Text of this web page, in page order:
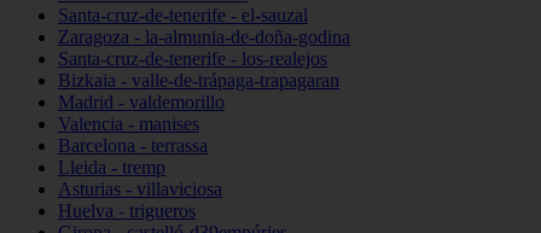
Santa-cruz-de-tenerife - el-sauzal
Zaragoza - la-almunia-de-doña-godina
Santa-cruz-de-tenerife - los-realejos
Bizkaia - valle-de-trápaga-trapagaran
Madrid - valdemorillo
Valencia - manises
Barcelona - terrassa
Lleida - tremp
Asturias - villaviciosa
Huelva - trigueros